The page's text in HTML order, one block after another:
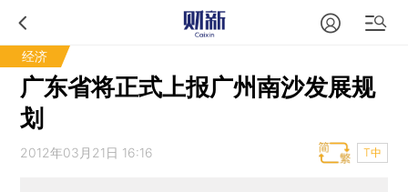
经济
广东省将正式上报广州南沙发展规
划
2012年03月21日 16:16 T中